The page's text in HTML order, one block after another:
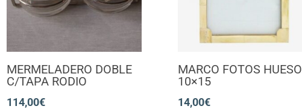
MERMELADERO DOBLE
C/TAPA RODIO
114,00€
MARCO FOTOS HUESO
10×15
14,00€